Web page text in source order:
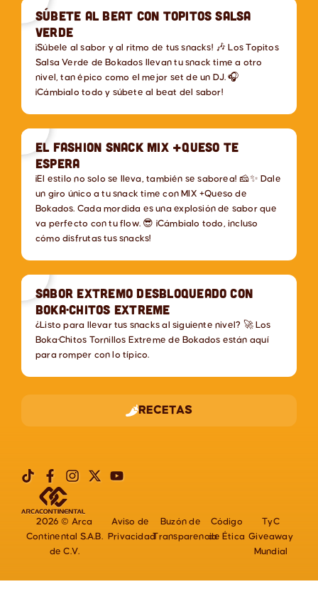
RECETAS
Súbete al beat con Topitos Salsa
Verde
¡Súbele al sabor y al ritmo de tus snacks! 🎶 Los Topitos
Salsa Verde de Bokados llevan tu snack time a otro
nivel, tan épico como el mejor set de un DJ. 🎧
¡Cámbialo todo y súbete al beat del sabor!
El fashion snack Mix +Queso te
espera
¡El estilo no solo se lleva, también se saborea! 🧀✨ Dale
un giro único a tu snack time con MIX +Queso de
Bokados. Cada mordida es una explosión de sabor que
va perfecto con tu flow. 😎 ¡Cámbialo todo, incluso
cómo disfrutas tus snacks!
Sabor extremo desbloqueado con
Boka·Chitos Extreme
¿Listo para llevar tus snacks al siguiente nivel? 🚀 Los
Boka·Chitos Tornillos Extreme de Bokados están aquí
para romper con lo típico.
2026 © Arca
Continental S.A.B.
de C.V.
Aviso de
Privacidad
Buzón de
Transparencia
Código
de Ética
TyC
Giveaway
Mundial